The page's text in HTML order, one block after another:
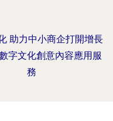
助力中小商企打開增長
字文化創意內容應用服
務